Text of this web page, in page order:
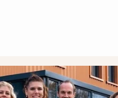
NIVONA.